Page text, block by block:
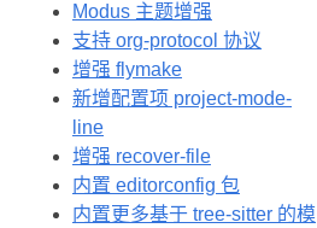
Modus 主题增强
支持 org-protocol 协议
增强 flymake
新增配置项 project-mode-
line
增强 recover-file
内置 editorconfig 包
内置更多基于 tree-sitter 的模